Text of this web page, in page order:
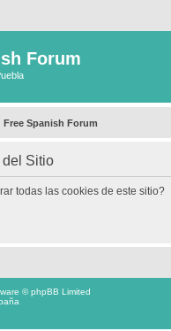
Forum
Free Spanish Forum
del Sitio
todas las cookies de este sitio?
© phpBB Limited